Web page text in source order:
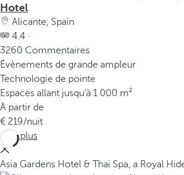
Hotel
Alicante, Spain
4.4 ·
3260 Commentaires
Évènements de grande ampleur
Technologie de pointe
Espaces allant jusqu'à 1 000 m²
À partir de
219/nuit
Voir plus
Asia Gardens Hotel & Thai Spa, a Royal